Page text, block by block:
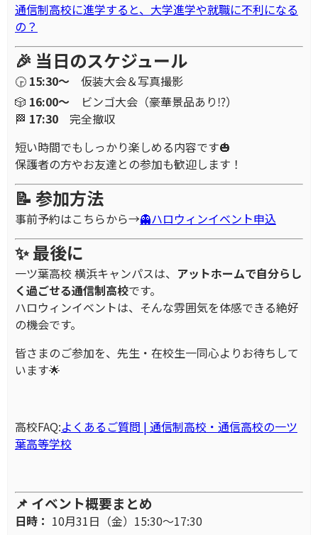
通信制高校に進学すると、大学進学や就職に不利になる
の？
🎉 当日のスケジュール
🕞 15:30～ 仮装大会＆写真撮影
🎲 16:00～ ビンゴ大会（豪華景品あり⁉）
🏁 17:30 完全撤収
短い時間でもしっかり楽しめる内容です🎃
保護者の方やお友達との参加も歓迎します！
📝 参加方法
事前予約はこちらから→👻ハロウィンイベント申込
✨ 最後に
一ツ葉高校 横浜キャンパスは、 アットホームで自分らし
く過ごせる通信制高校です。
ハロウィンイベントは、そんな雰囲気を体感できる絶好
の機会です。
皆さまのご参加を、先生・在校生一同心よりお待ちして
います🌟
高校FAQ:よくあるご質問 | 通信制高校・通信高校の一ツ
葉高等学校
📌 イベント概要まとめ
日時： 10月31日（金）15:30～17:30